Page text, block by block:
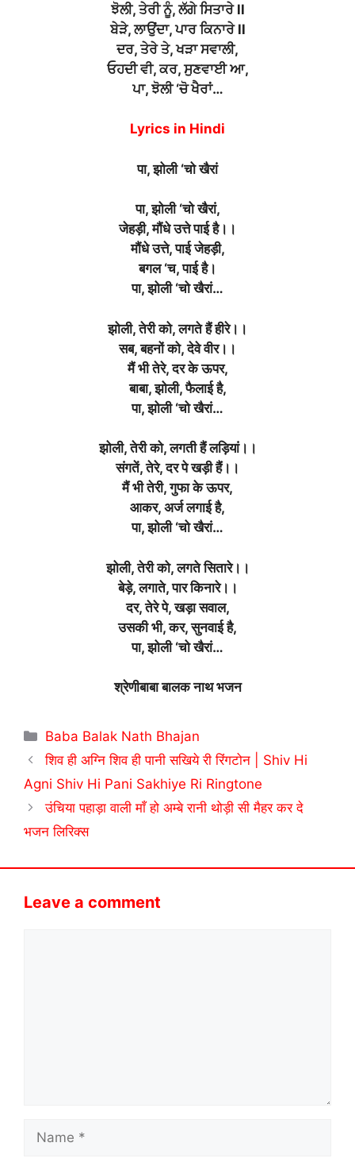
ਝੋਲੀ, ਤੇਰੀ ਨੂੰ, ਲੱਗੇ ਸਿਤਾਰੇ ll
ਬੇੜੇ, ਲਾਉਂਦਾ, ਪਾਰ ਕਿਨਾਰੇ ll
ਦਰ, ਤੇਰੇ ਤੇ, ਖੜਾ ਸਵਾਲੀ,
ਓਹਦੀ ਵੀ, ਕਰ, ਸੁਣਵਾਈ ਆ,
ਪਾ, ਝੋਲੀ ‘ਚੋ ਖੈਰਾਂ…
Lyrics in Hindi
पा, झोली ‘चो खैरां
पा, झोली ‘चो खैरां,
जेहड़ी, मौंधे उत्ते पाई है।।
मौंधे उत्ते, पाई जेहड़ी,
बगल ‘च, पाई है।
पा, झोली ‘चो खैरां…
झोली, तेरी को, लगते हैं हीरे।।
सब, बहनों को, देवे वीर।।
मैं भी तेरे, दर के ऊपर,
बाबा, झोली, फैलाई है,
पा, झोली ‘चो खैरां…
झोली, तेरी को, लगती हैं लड़ियां।।
संगतें, तेरे, दर पे खड़ी हैं।।
मैं भी तेरी, गुफा के ऊपर,
आकर, अर्ज लगाई है,
पा, झोली ‘चो खैरां…
झोली, तेरी को, लगते सितारे।।
बेड़े, लगाते, पार किनारे।।
दर, तेरे पे, खड़ा सवाल,
उसकी भी, कर, सुनवाई है,
पा, झोली ‘चो खैरां…
श्रेणीबाबा बालक नाथ भजन
Categories
Baba Balak Nath Bhajan
शिव ही अग्नि शिव ही पानी सखिये री रिंगटोन | Shiv Hi
Agni Shiv Hi Pani Sakhiye Ri Ringtone
उंचिया पहाड़ा वाली माँ हो अम्बे रानी थोड़ी सी मैहर कर दे
भजन लिरिक्स
Leave a comment
Name